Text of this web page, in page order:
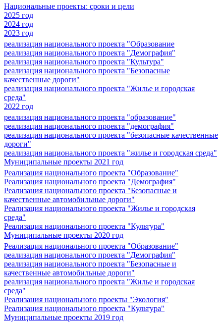
Национальные проекты: сроки и цели
2025 год
2024 год
2023 год
реализация национального проекта "Образование
реализация национального проекта "Демография"
реализация национального проекта "Культура"
реализация национального проекта "Безопасные
качественные дороги"
реализация национального проекта "Жилье и городская
среда"
2022 год
реализация национального проекта "образование"
реализация национального проекта "демография"
реализация национального проекта "безопасные качественные
дороги"
реализация национального проекта "жилье и городская среда"
Муниципальные проекты 2021 год
Реализация национального проекта "Образование"
Реализация национального проекта "Демография"
Реализация национального проекта "Безопасные и
качественные автомобильные дороги"
Реализация национального проекта "Жилье и городская
среда"
Реализация национального проекта "Культура"
Муниципальные проекты 2020 год
Реализация национального проекта "Образование"
реализация национального проекта "Демография"
реализация национального проекта "Безопасные и
качественные автомобильные дороги"
реализация национального проекта "Жилье и городская
среда"
Реализация национального проекты "Экология"
Реализация национального проекта "Культура"
Муниципальные проекты 2019 год